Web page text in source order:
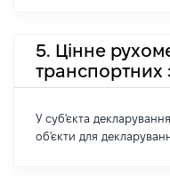
5. Цінне
транспортних
У суб'єкта декларування
об'єкти для